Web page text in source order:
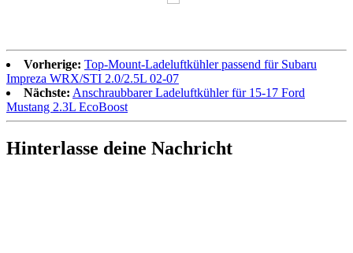
Vorherige: Top-Mount-Ladeluftkühler passend für Subaru
Impreza WRX/STI 2.0/2.5L 02-07
Nächste: Anschraubbarer Ladeluftkühler für 15-17 Ford
Mustang 2.3L EcoBoost
Hinterlasse deine Nachricht